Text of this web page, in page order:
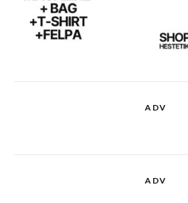
ADV
ADV